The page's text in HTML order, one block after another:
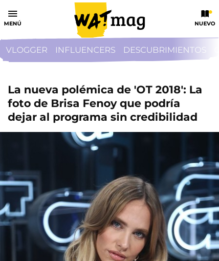
MENÚ NUEVO
VLOGGER INFLUENCERS DESCUBRIMIENTOS
La nueva polémica de 'OT 2018': La
foto de Brisa Fenoy que podría
dejar al programa sin credibilidad